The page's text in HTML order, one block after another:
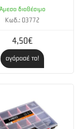
Άμεσα διαθέσιμο
Κωδ.: 03772
4,50€
αγόρασέ το!